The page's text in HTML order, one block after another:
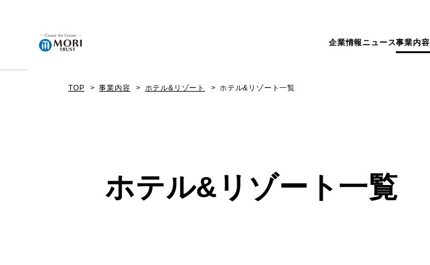
企業情報 ニュース事業内容
企業情報
TOP 事業内容 ホテル&リゾート ホテル&リゾート一覧
ホテル&リゾート一覧